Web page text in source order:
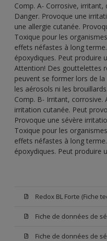
Comp. A- Corrosive,
Danger. Provoque une
une allergie cutanée.
Toxique pour les
effets néfastes à long
époxydiques. Peut produire
Attention! Des gouttelettes
peuvent se former lors de
les aérosols ni les brouillards.
Comp. B- Irritant, corrosive.
irritation cutanée. Peut
Provoque une sévère
Toxique pour les
effets néfastes à long
époxydiques. Peut produire
Redox BL Forte (Fiche